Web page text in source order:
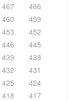
467
466
460
459
453
452
446
445
439
438
432
431
425
424
418
417